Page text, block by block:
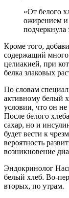
«От белого
ожирением
подчеркнула
Кроме того,
содержащий
целиакией, при
белка злаковых
По словам
активному белый
условии, что он не
После белого
сахар, но и
будет вести к
вероятность
возникновение
Эндокринолог
белый хлеб. Во-
вторых, по утрам.